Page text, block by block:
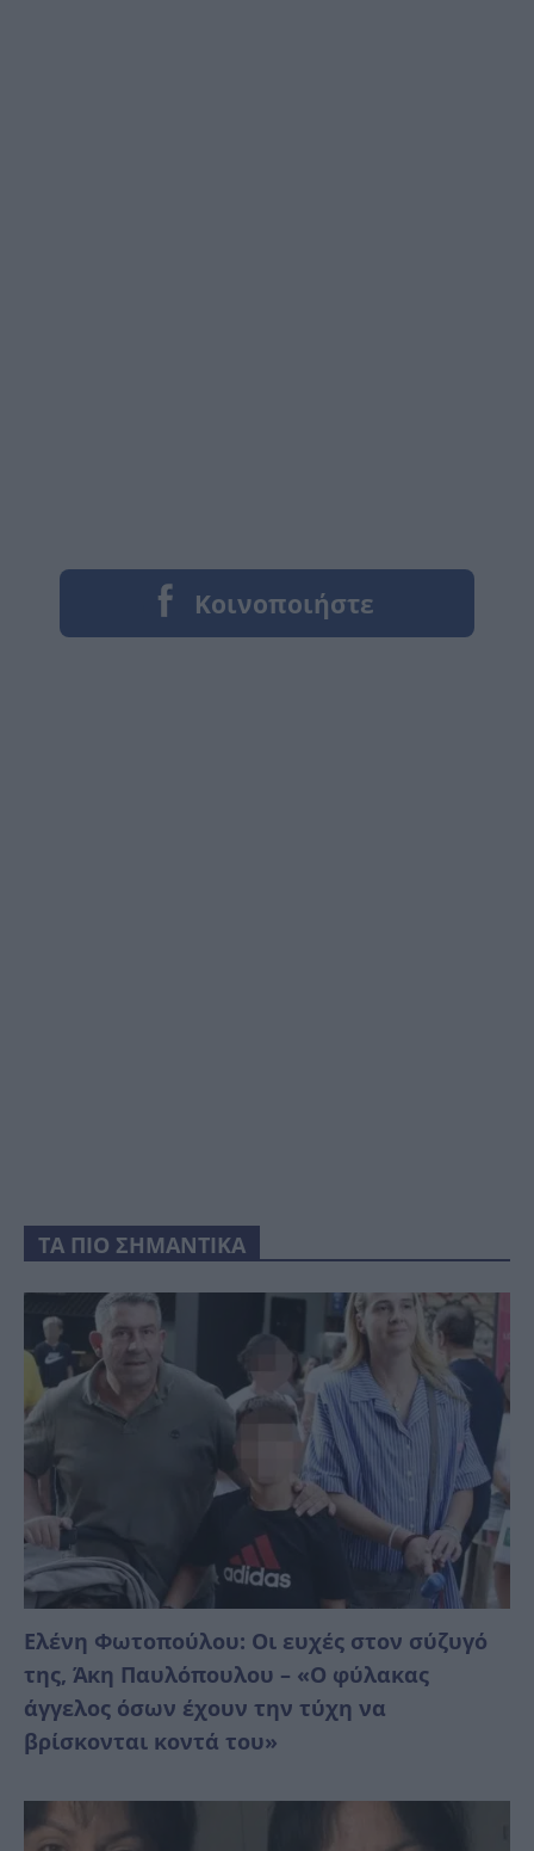
ΤΑ ΠΙΟ ΣΗΜΑΝΤΙΚΑ
Ελένη Φωτοπούλου: Οι ευχές στον σύζυγό
της, Άκη Παυλόπουλου – «Ο φύλακας
άγγελος όσων έχουν την τύχη να
βρίσκονται κοντά του»